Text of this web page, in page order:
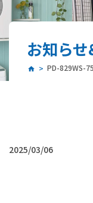
お知ら
PD-829WS-
2025/03/06